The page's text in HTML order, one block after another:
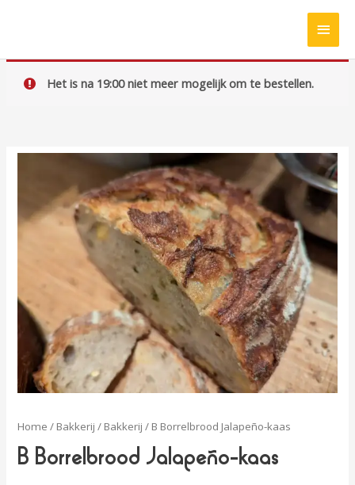
inhoud
Het is na 19:00 niet meer mogelijk om te bestellen.
Home / Bakkerij / Bakkerij / B Borrelbrood Jalapeño-kaas
B Borrelbrood Jalapeño-kaas